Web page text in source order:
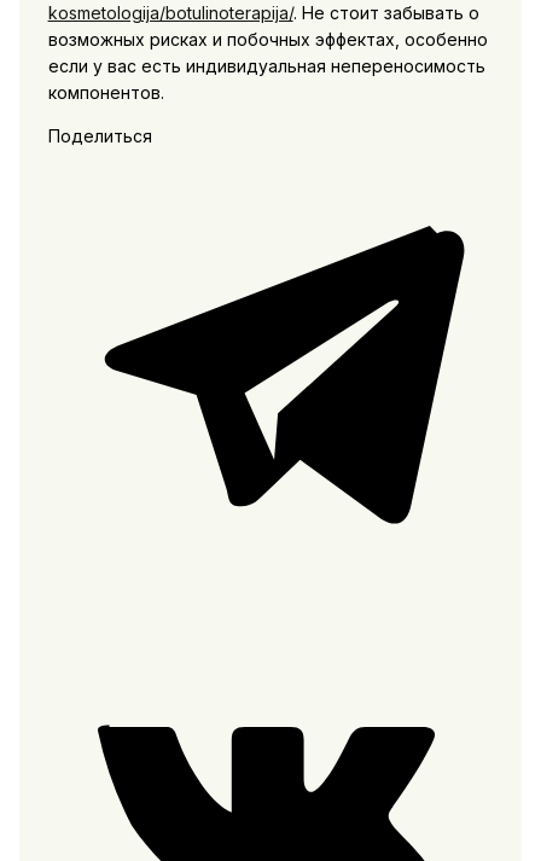
kosmetologija/botulinoterapija/. Не стоит забывать о
возможных рисках и побочных эффектах, особенно
если у вас есть индивидуальная непереносимость
компонентов.
Поделиться